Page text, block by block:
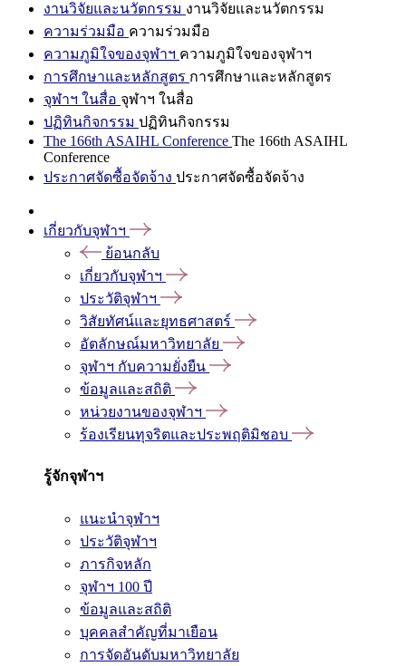
งานวิจัยและนวัตกรรม งานวิจัยและนวัตกรรม
ความร่วมมือ ความร่วมมือ
ความภูมิใจของจุฬาฯ ความภูมิใจของจุฬาฯ
การศึกษาและหลักสูตร การศึกษาและหลักสูตร
จุฬาฯ ในสื่อ จุฬาฯ ในสื่อ
ปฏิทินกิจกรรม ปฏิทินกิจกรรม
The 166th ASAIHL Conference The 166th ASAIHL
Conference
ประกาศจัดซื้อจัดจ้าง ประกาศจัดซื้อจัดจ้าง
เกี่ยวกับจุฬาฯ
ย้อนกลับ
เกี่ยวกับจุฬาฯ
ประวัติจุฬาฯ
วิสัยทัศน์และยุทธศาสตร์
อัตลักษณ์มหาวิทยาลัย
จุฬาฯ กับความยั่งยืน
ข้อมูลและสถิติ
หน่วยงานของจุฬาฯ
ร้องเรียนทุจริตและประพฤติมิชอบ
รู้จักจุฬาฯ
แนะนำจุฬาฯ
ประวัติจุฬาฯ
ภารกิจหลัก
จุฬาฯ 100 ปี
ข้อมูลและสถิติ
บุคคลสำคัญที่มาเยือน
การจัดอันดับมหาวิทยาลัย